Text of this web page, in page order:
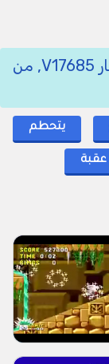
🎮🕹️ العاب ارسم المسار V17685, من
يتحطم
عقبة